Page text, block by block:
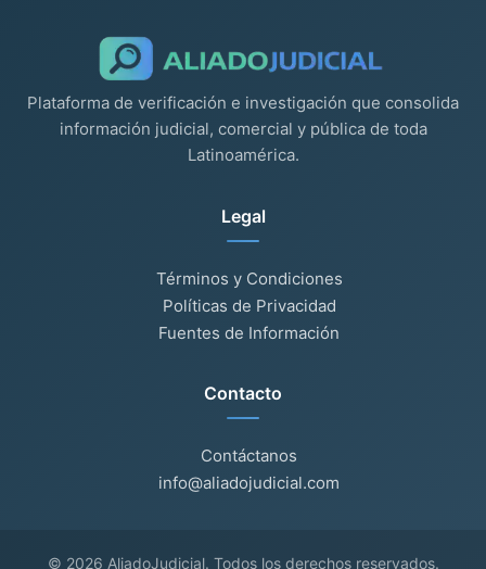
Plataforma de verificación e investigación que consolida
información judicial, comercial y pública de toda
Latinoamérica.
Legal
Términos y Condiciones
Políticas de Privacidad
Fuentes de Información
Contacto
Contáctanos
info@aliadojudicial.com
© 2026 AliadoJudicial. Todos los derechos reservados.